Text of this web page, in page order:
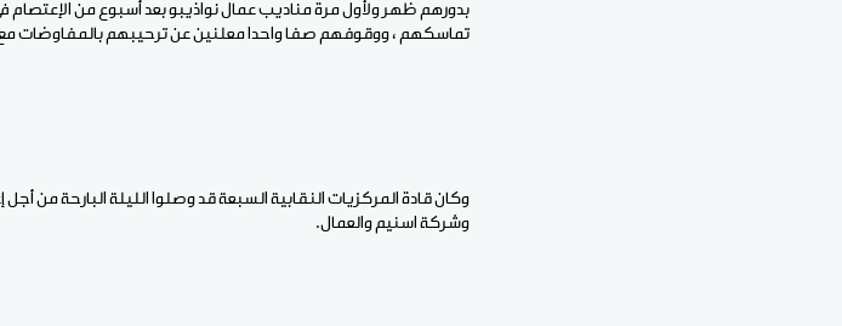
بدورهم ظهر ولأول مرة مناديب عمال نواذيبو بعد أسبوع من
تماسكهم ، ووقوفهم صفا واحدا معلنين عن ترحيبهم بالمفاوضات مع
وكان قادة المركزيات النقابية السبعة قد وصلوا الليلة البارحة من
وشركة اسنيم والعمال.